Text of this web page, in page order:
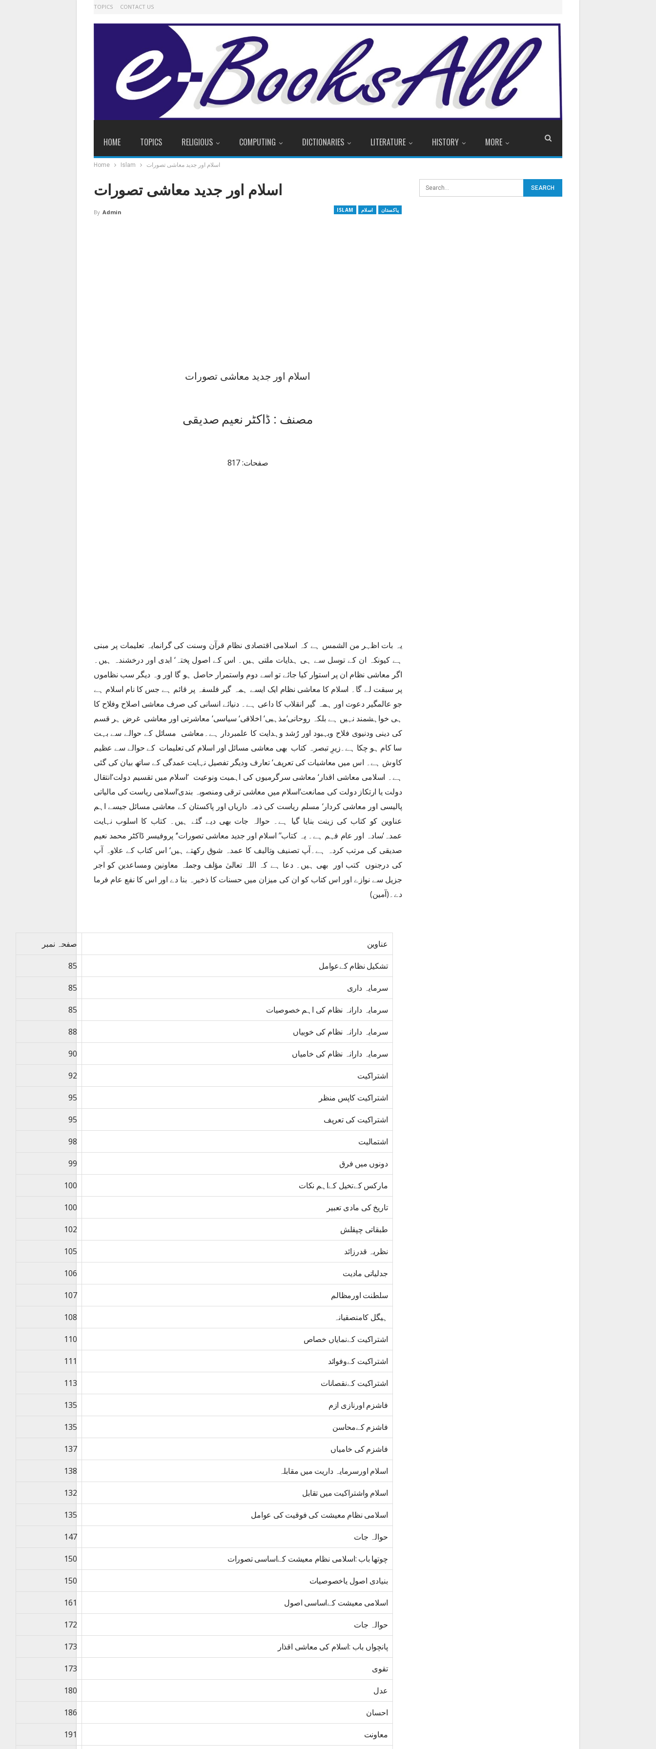
TOPICS CONTACT US
HOME TOPICS RELIGIOUS COMPUTING DICTIONARIES LITERATURE HISTORY MORE
Home Islam اسلام اور جدید معاشی تصورات
اسلام اور جدید معاشی تصورات
ISLAM اسلام پاکستان By Admin
اسلام اور جدید معاشی تصورات
مصنف : ڈاکٹر نعیم صدیقی
صفحات: 817
یہ بات اظہر من الشمس ہے کہ اسلامی اقتصادی نظام قرآن وسنت کی گرانمایہ تعلیمات پر مبنی
ہے کیونکہ ان کے توسل سے ہی ہدایات ملتی ہیں۔ اس کے اصول پختہ‘ ابدی اور درخشندہ ہیں۔
اگر معاشی نظام ان پر استوار کیا جائے تو اسے دوم واستمرار حاصل ہو گا اور وہ دیگر سب نظاموں
پر سبقت لے گا۔ اسلام کا معاشی نظام ایک ایسے ہمہ گیر فلسفہ پر قائم ہے جس کا نام اسلام ہے
جو عالمگیر دعوت اور ہمہ گیر انقلاب کا داعی ہے۔ دنیائے انسانی کی صرف معاشی اصلاح وفلاح کا
ہی خواہشمند نہیں ہے بلکہ روحانی‘مذہبی‘ اخلاقی‘ سیاسی‘ معاشرتی اور معاشی غرض ہر قسم
کی دینی ودنیوی فلاح وبہبود اور رُشد وہدایت کا علمبردار ہے۔معاشی مسائل کے حوالے سے بہت
سا کام ہو چکا ہے۔زیرِ تبصرہ کتاب بھی معاشی مسائل اور اسلام کی تعلیمات کے حوالے سے عظیم
کاوش ہے۔ اس میں معاشیات کی تعریف‘ تعارف ودیگر تفصیل نہایت عمدگی کے ساتھ بیان کی گئی
ہے۔ اسلامی معاشی اقدار‘ معاشی سرگرمیوں کی اہمیت ونوعیت ‘اسلام میں تقسیم دولت‘انتقال
دولت یا ارتکاز دولت کی ممانعت‘اسلام میں معاشی ترقی ومنصوبہ بندی‘اسلامی ریاست کی مالیاتی
پالیسی اور معاشی کردار‘ مسلم ریاست کی ذمہ داریاں اور پاکستان کے معاشی مسائل جیسے اہم
عناوین کو کتاب کی زینت بنایا گیا ہے۔ حوالہ جات بھی دیے گئے ہیں۔ کتاب کا اسلوب نہایت
عمدہ‘سادہ اور عام فہم ہے۔ یہ کتاب’’ اسلام اور جدید معاشی تصورات‘‘ پروفیسر ڈاکٹر محمد نعیم
صدیقی کی مرتب کردہ ہے۔آپ تصنیف وتالیف کا عمدہ شوق رکھتے ہیں‘ اس کتاب کے علاوہ آپ
کی درجنوں کتب اور بھی ہیں۔ دعا ہے کہ اللہ تعالیٰ مؤلف وجملہ معاونین ومساعدین کو اجر
جزیل سے نوازے اور اس کتاب کو ان کی میزان میں حسنات کا ذخیرہ بنا دے اور اس کا نفع عام فرما
دے۔(آمین)
عناوین صفحہ نمبر
تشکیل نظام کےعوامل 85
سرمایہ داری 85
سرمایہ دارانہ نظام کی اہم خصوصیات 85
سرمایہ دارانہ نظام کی خوبیاں 88
سرمایہ دارانہ نظام کی خامیاں 90
اشتراکیت 92
اشتراکیت کاپس منظر 95
اشتراکیت کی تعریف 95
اشتمالیت 98
دونوں میں فرق 99
مارکس کےتخیل کےاہم نکات 100
تاریخ کی مادی تعبیر 100
طبقاتی چپقلش 102
نظریہ قدرزائد 105
جدلیاتی مادیت 106
سلطنت اورمظالم 107
ہیگل کامنصقیانہ 108
اشتراکیت کےنمایاں خصاص 110
اشتراکیت کےوفوائد 111
اشتراکیت کےنقصانات 113
فاشزم اورنازی ازم 135
فاشزم کےمحاسن 135
فاشزم کی خامیاں 137
اسلام اورسرمایہ داریت میں مقابلہ 138
اسلام واشتراکیت میں تقابل 132
اسلامی نظام معیشت کی فوقیت کی عوامل 135
حوالہ جات 147
چوتھا باب :اسلامی نظام معیشت کےاساسی تصورات 150
بنیادی اصول یاخصوصیات 150
اسلامی معیشت کےاساسی اصول 161
حوالہ جات 172
پانچواں باب :اسلام کی معاشی اقذار 173
تقوی 173
عدل 180
احسان 186
معاونت 191